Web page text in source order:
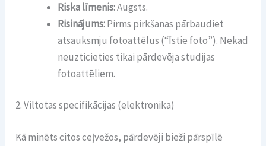
Riska līmenis:Augsts.
Risinājums:Pirms pirkšanas pārbaudiet
atsauksmju fotoattēlus (“Īstie foto”). Nekad
neuzticieties tikai pārdevēja studijas
fotoattēliem.
2. Viltotas specifikācijas (elektronika)
Kā minēts citos ceļvežos, pārdevēji bieži pārspīlē